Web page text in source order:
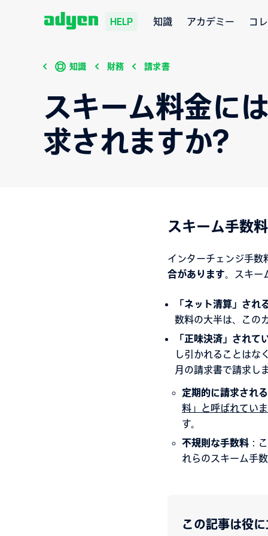
HELP 知識 アカデミー コ
知識 財務 請求書
スキーム料金に
求されますか?
スキーム手数料
インターチェンジ手数
合があります。スキー
「ネット清算」され
数料の大半は、この
「正味決済」されて
し引かれることはな
月の請求書で請求し
定期的に請求され
料」と呼ばれてい
す。
不規則な手数料 ：
れらのスキーム手
この記事は役